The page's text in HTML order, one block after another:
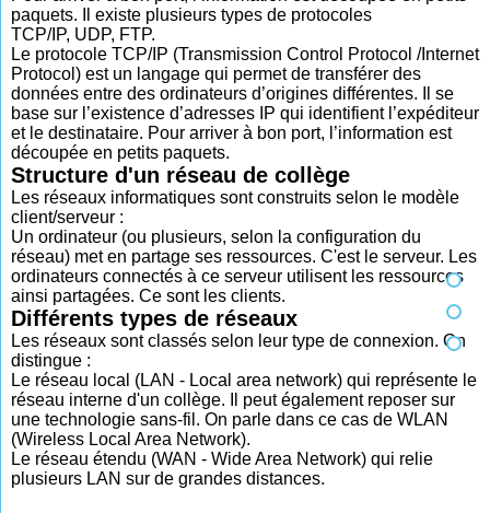
paquets. Il existe plusieurs types de protocoles
TCP/IP, UDP, FTP.
Le protocole TCP/IP (Transmission Control Protocol /Internet
Protocol) est un langage qui permet de transférer des
données entre des ordinateurs d’origines différentes. Il se
base sur l’existence d’adresses IP qui identifient l’expéditeur
et le destinataire. Pour arriver à bon port, l’information est
découpée en petits paquets.
Structure d'un réseau de collège
Les réseaux informatiques sont construits selon le modèle
client/serveur :
Un ordinateur (ou plusieurs, selon la configuration du
réseau) met en partage ses ressources. C'est le serveur. Les
ordinateurs connectés à ce serveur utilisent les ressources
ainsi partagées. Ce sont les clients.
Différents types de réseaux
Les réseaux sont classés selon leur type de connexion. On
distingue :
Le réseau local (LAN - Local area network) qui représente le
réseau interne d'un collège. Il peut également reposer sur
une technologie sans-fil. On parle dans ce cas de WLAN
(Wireless Local Area Network).
Le réseau étendu (WAN - Wide Area Network) qui relie
plusieurs LAN sur de grandes distances.